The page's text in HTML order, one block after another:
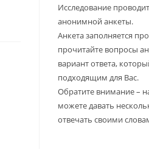
Исследование
анонимной анкеты.
Анкета заполняется
прочитайте вопросы
вариант ответа,
подходящим для Вас.
Обратите внимание –
можете давать
отвечать своими